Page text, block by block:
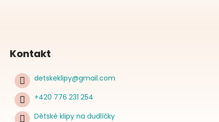
Kontakt
detskeklipy@gmail.com
+420 776 231 254
Dětské klipy na dudlíčky